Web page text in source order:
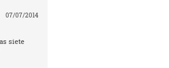
07/07/2014
siete